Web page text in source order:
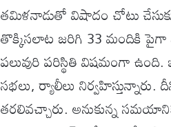
తమిళనాడుతో విషాదం చోటు
తొక్కిసలాట జరిగి 33 మందికి
పలువురి పరిస్థితి విషమంగా
సభలు, ర్యాలీలు
తరలివచ్చారు. అనుకున్న